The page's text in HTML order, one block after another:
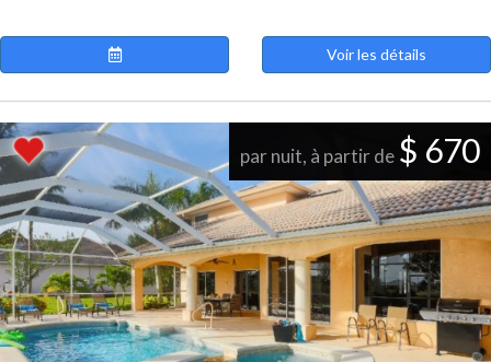
Voir les détails
par nuit, à partir de $ 670